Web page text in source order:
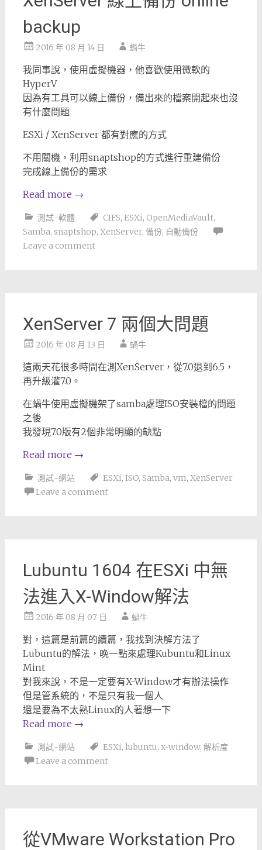
backup
2016 年 08 月 14 日 蝸牛
我同事說，使用虛擬機器，他喜歡使用微軟的
HyperV
因為有工具可以線上備份，備出來的檔案開起來也沒
有什麼問題
ESXi / XenServer 都有對應的方式
不用關機，利用snaptshop的方式進行重建備份
完成線上備份的需求
Read more →
測試-軟體 CIFS, ESXi, OpenMediaVault,
Samba, snaptshop, XenServer, 備份, 自動備份
Leave a comment
XenServer 7 兩個大問題
2016 年 08 月 13 日 蝸牛
這兩天花很多時間在測XenServer，從7.0退到6.5，
再升級灌7.0。
在蝸牛使用虛擬機架了samba處理ISO安裝檔的問題
之後
我發現7.0版有2個非常明顯的缺點
Read more →
測試-網站 ESXi, ISO, Samba, vm, XenServer
Leave a comment
Lubuntu 1604 在ESXi 中無
法進入X-Window解法
2016 年 08 月 07 日 蝸牛
對，這篇是前篇的續篇，我找到決解方法了
Lubuntu的解法，晚一點來處理Kubuntu和Linux
Mint
對我來說，不是一定要有X-Window才有辦法操作
但是管系統的，不是只有我一個人
還是要為不太熟Linux的人著想一下
Read more →
測試-網站 ESXi, lubuntu, x-window, 解析度
Leave a comment
從VMware Workstation Pro